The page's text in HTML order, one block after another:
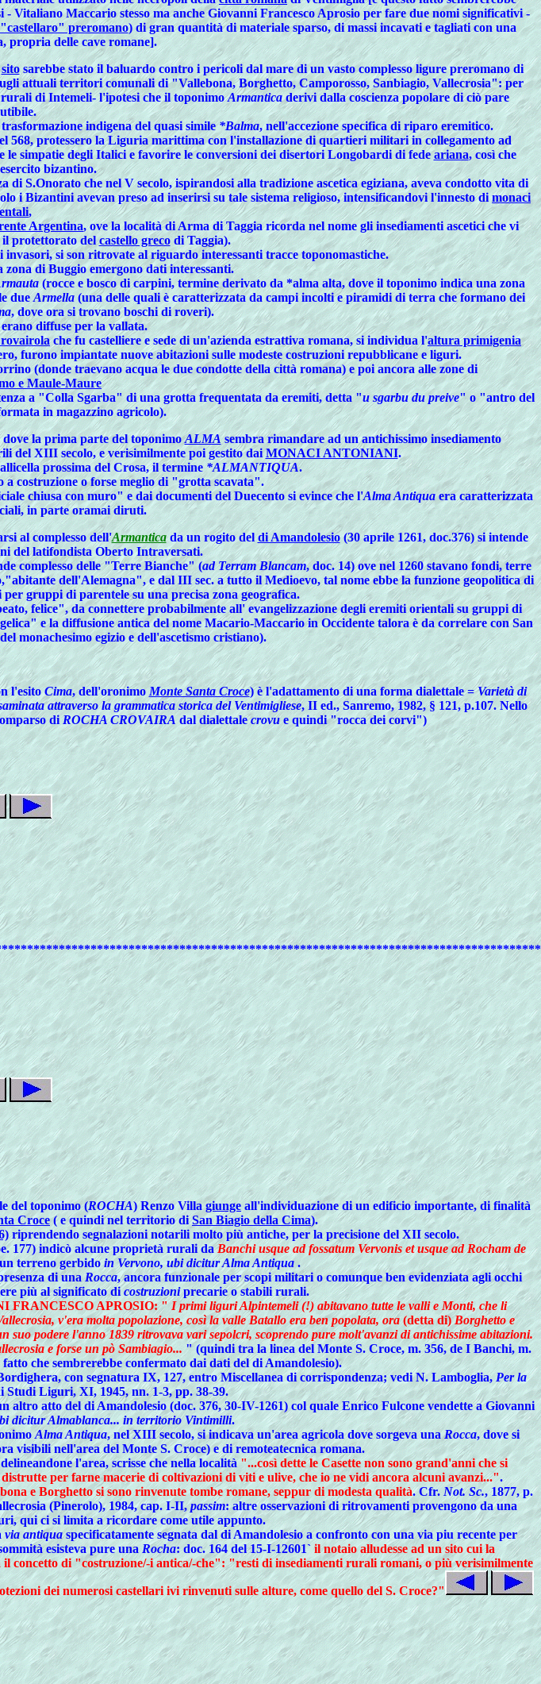
Maccario stesso ma anche Giovanni Francesco Aprosio per fare due nomi significativi -
"castellaro" preromano) di gran quantità di materiale sparso, di massi incavati e tagliati con una
propria delle cave romane].
sitosarebbe stato il baluardo contro i pericoli dal mare di un vasto complesso ligure preromano di
attuali territori comunali di "Vallebona, Borghetto, Camporosso, Sanbiagio, Vallecrosia": per
rurali di Intemeli- l'ipotesi che il toponimoArmanticaderivi dalla coscienza popolare di ciò pare
indigena del quasi simile*Balma, nell'accezione specifica di riparo eremitico.
protessero la Liguria marittima con l'installazione di quartieri militari in collegamento ad
simpatie degli Italici e favorire le conversioni dei disertori Longobardi di fedeariana, così che
bizantino.
S.Onorato che nel V secolo, ispirandosi alla tradizione ascetica egiziana, aveva condotto vita di
i Bizantini avevan preso ad inserirsi su tale sistema religioso, intensificandovi l'innesto di monaci
,
Argentina, ove la località di Arma di Taggia ricorda nel nome gli insediamenti ascetici che vi
il protettorato delcastello grecodi Taggia).
si son ritrovate al riguardo interessanti tracce toponomastiche.
zona di Buggio emergono dati interessanti.
(rocce e bosco di carpini, termine derivato da *alma alta, dove il toponimo indica una zona
dueArmella(una delle quali è caratterizzata da campi incolti e piramidi di terra che formano dei
, dove ora si trovano boschi di roveri).
diffuse per la vallata.
che fu castelliere e sede di un'azienda estrattiva romana, si individua l'altura primigenia
furono impiantate nuove abitazioni sulle modeste costruzioni repubblicane e liguri.
(donde traevano acqua le due condotte della città romana) e poi ancora alle zone di
e Maule-Maure
a "Colla Sgarba" di una grotta frequentata da eremiti, detta "u sgarbu du preive" o "antro del
in magazzino agricolo).
dove la prima parte del toponimoALMAsembra rimandare ad un antichissimo insediamento
del XIII secolo, e verisimilmente poi gestito daiMONACI ANTONIANI.
prossima del Crosa, il termine*ALMANTIQUA.
costruzione o forse meglio di "grotta scavata".
chiusa con muro" e dai documenti del Duecento si evince che l'Alma Antiquaera caratterizzata
in parte oramai diruti.
al complesso dell'Armanticada un rogito deldi Amandolesio(30 aprile 1261, doc.376) si intende
del latifondista Oberto Intraversati.
complesso delle "Terre Bianche" (ad Terram Blancam, doc. 14) ove nel 1260 stavano fondi, terre
dell'Alemagna", e dal III sec. a tutto il Medioevo, tal nome ebbe la funzione geopolitica di
gruppi di parentele su una precisa zona geografica.
felice", da connettere probabilmente all' evangelizzazione degli eremiti orientali su gruppi di
e la diffusione antica del nome Macario-Maccario in Occidente talora è da correlare con San
monachesimo egizio e dell'ascetismo cristiano).
l'esitoCima, dell'oronimoMonte Santa Croce) è l'adattamento di una forma dialettale =Varietà di
attraverso la grammatica storica del Ventimigliese, II ed., Sanremo, 1982, § 121, p.107.Nello
diROCHA CROVAIRAdal dialettalecrovue quindi "rocca dei corvi")
del toponimo (ROCHA) Renzo Villagiungeall'individuazione di un edificio importante, di finalità
Croce( e quindi nel territorio diSan Biagio della Cima).
riprendendo segnalazioni notarili molto più antiche, per la precisione del XII secolo.
177) indicò alcune proprietà rurali daBanchi usque ad fossatum Vervonis et usque ad Rocham de
terreno gerbidoin Vervono, ubi dicitur Alma Antiqua .
di unaRocca, ancora funzionale per scopi militari o comunque ben evidenziata agli occhi
più al significato dicostruzioniprecarie o stabili rurali.
FRANCESCO APROSIO: "I primi liguri Alpintemeli (!) abitavano tutte le valli e Monti, che li
v'era molta popolazione, così la valle Batallo era ben popolata, ora(detta di)Borghetto e
podere l'anno 1839 ritrovava vari sepolcri, scoprendo pure molt'avanzi di antichissime abitazioni.
e forse un pò Sambiagio... " (quindi tra la linea del Monte S. Croce, m. 356, de I Banchi, m.
che sembrerebbe confermato dai dati del di Amandolesio).
con segnatura IX, 127, entro Miscellanea di corrispondenza; vedi N. Lamboglia,Per la
Studi Liguri, XI, 1945, nn. 1-3, pp. 38-39.
altro atto del di Amandolesio (doc. 376, 30-IV-1261) col quale Enrico Fulcone vendette a Giovanni
dicitur Almablanca... in territorio Vintimilli.
Alma Antiqua, nel XIII secolo, si indicava un'area agricola dove sorgeva unaRocca, dove si
visibili nell'area del Monte S. Croce) e di remoteatecnica romana.
l'area, scrisse che nella località"...così dette le Casette non sono grand'anni che si
per farne macerie di coltivazioni di viti e ulive, che io ne vidi ancora alcuni avanzi...".
e Borghetto si sono rinvenute tombe romane, seppur di modesta qualità. Cfr. Not. Sc., 1877, p.
(Pinerolo), 1984, cap. I-II,passim: altre osservazioni di ritrovamenti provengono da una
qui ci si limita a ricordare come utile appunto.
via antiquaspecificatamente segnata dal di Amandolesio a confronto con una via piu recente per
esisteva pure una Rocha: doc. 164 del 15-I-12601`il notaio alludesse ad un sito cui la
concetto di "costruzione/-i antica/-che": "resti di insediamenti rurali romani, o più verisimilmente
dei numerosi castellari ivi rinvenuti sulle alture, come quello del S. Croce?"